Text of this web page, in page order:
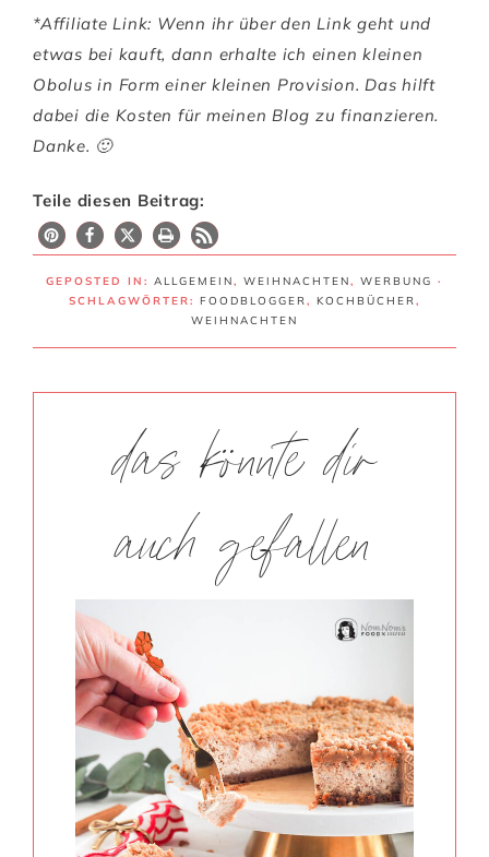
*Affiliate Link: Wenn ihr über den Link geht und
etwas bei kauft, dann erhalte ich einen kleinen
Obolus in Form einer kleinen Provision. Das hilft
dabei die Kosten für meinen Blog zu finanzieren.
Danke. 🙂
Teile diesen Beitrag:
GEPOSTED IN: ALLGEMEIN, WEIHNACHTEN, WERBUNG ·
SCHLAGWÖRTER: FOODBLOGGER , KOCHBÜCHER ,
WEIHNACHTEN
das könnte dir
auch gefallen